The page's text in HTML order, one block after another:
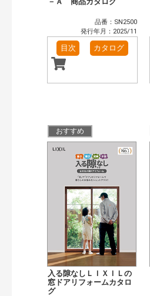
品番：SN2500
発行年月：2025/11
目次 カタログ
おすすめ
入る隙なしＬＩＸＩＬの
窓ドアリフォームカタロ
グ